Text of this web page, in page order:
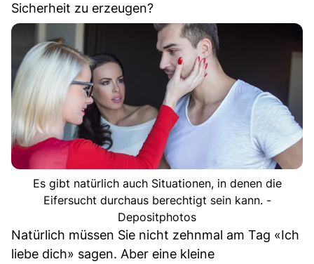
Sicherheit zu erzeugen?
Es gibt natürlich auch Situationen, in denen die
Eifersucht durchaus berechtigt sein kann. -
Depositphotos
Natürlich müssen Sie nicht zehnmal am Tag «Ich
liebe dich» sagen. Aber eine kleine